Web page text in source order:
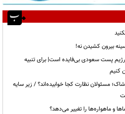
بیرون کشیدن نه!
پست سعودی بی‌فایده است| برای تنبیه
کنیم
مسئولان نظارت کجا خوابیده‌اند؟ / زیر سایه
و ماهواره‌ها را تغییر می‌دهد؟